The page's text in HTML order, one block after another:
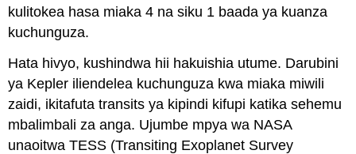
kulitokea hasa miaka 4 na siku 1 baada ya kuanza
kuchunguza.
Hata hivyo, kushindwa hii hakuishia utume. Darubini
ya Kepler iliendelea kuchunguza kwa miaka miwili
zaidi, ikitafuta transits ya kipindi kifupi katika sehemu
mbalimbali za anga. Ujumbe mpya wa NASA
unaoitwa TESS (Transiting Exoplanet Survey